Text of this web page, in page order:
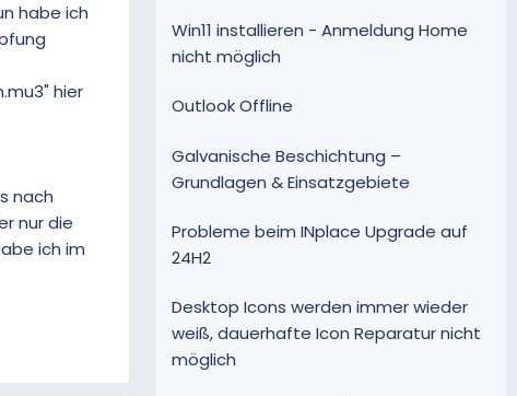
habe ich
hier
nach
nur die
ich im
Win11 installieren - Anmeldung Home
nicht möglich
Outlook Offline
Galvanische Beschichtung –
Grundlagen & Einsatzgebiete
Probleme beim INplace Upgrade auf
24H2
Desktop Icons werden immer wieder
weiß, dauerhafte Icon Reparatur nicht
möglich